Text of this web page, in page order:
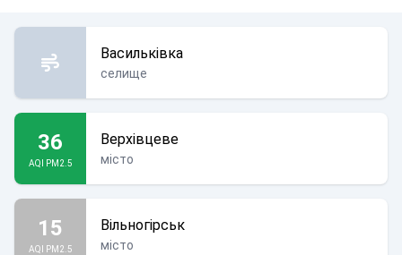
Васильківка
селище
36
AQI PM2.5
Верхівцеве
місто
15
AQI PM2.5
Вільногірськ
місто